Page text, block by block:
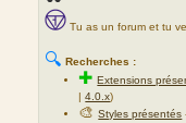
Tu as un forum et tu
🔍 Recherches :
✚Extensions
|4.0.x)
🎨Styles présentés